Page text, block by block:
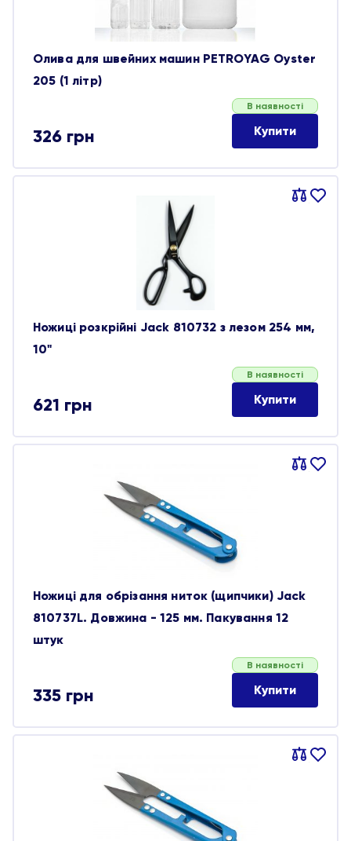
Олива для швейних машин PETROYAG Oyster
205 (1 літр)
326 грн
В наявності
Купити
Порівняти
В
Ножиці розкрійні Jack 810732 з лезом 254 мм,
10"
621 грн
В наявності
Купити
Порівняти
В
Ножиці для обрізання ниток (щипчики) Jack
810737L. Довжина - 125 мм. Пакування 12
штук
335 грн
В наявності
Купити
Порівняти
В